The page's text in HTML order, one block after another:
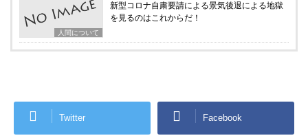
人間について
新型コロナ自粛要請による景気後退による地獄
を見るのはこれからだ！
Twitter Facebook